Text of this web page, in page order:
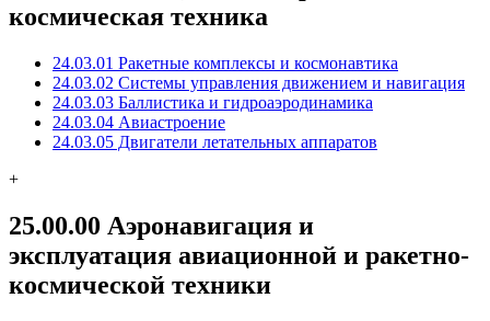
космическая техника
24.03.01 Ракетные комплексы и космонавтика
24.03.02 Системы управления движением и навигация
24.03.03 Баллистика и гидроаэродинамика
24.03.04 Авиастроение
24.03.05 Двигатели летательных аппаратов
+
25.00.00 Аэронавигация и
эксплуатация авиационной и ракетно-
космической техники